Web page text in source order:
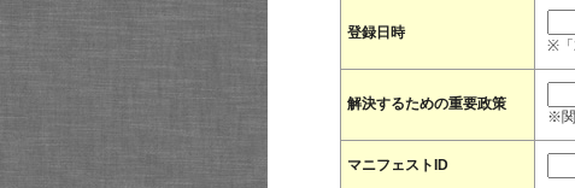
登録日時
※「
解決するための重要政策
※関
マニフェストID